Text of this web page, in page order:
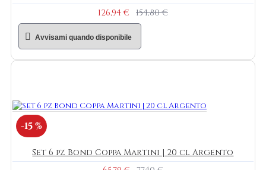
126,94 €
154,80 €
Avvisami quando disponibile
-15 %
Set 6 pz Bond Coppa Martini | 20 cl Argento